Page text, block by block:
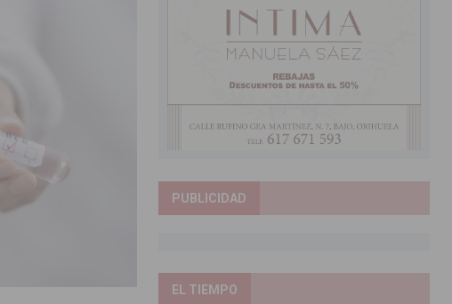
PUBLICIDAD
EL TIEMPO